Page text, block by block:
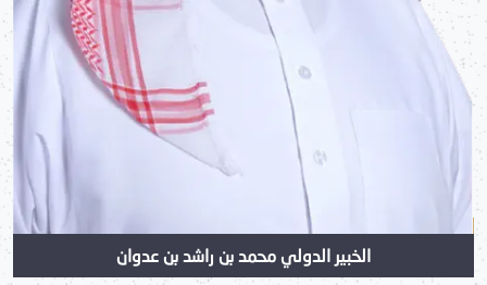
الخبير الدولي محمد بن راشد بن عدوان